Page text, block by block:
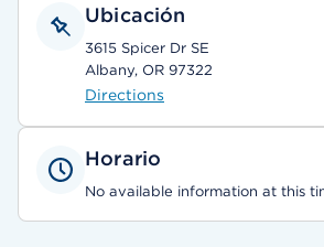
Ubicación
3615 Spicer Dr SE
Albany, OR 97322
Directions
Horario
No available information at this